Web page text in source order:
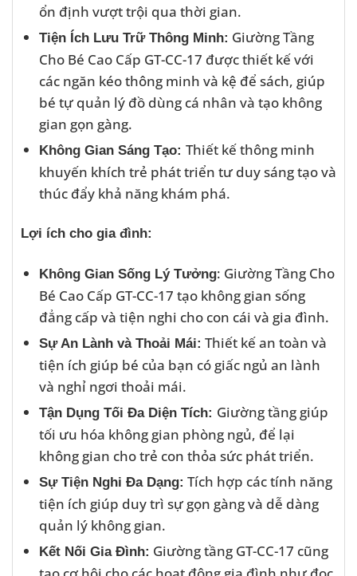
ổn định vượt trội qua thời gian.
Tiện Ích Lưu Trữ Thông Minh: Giường Tầng
Cho Bé Cao Cấp GT-CC-17 được thiết kế với
các ngăn kéo thông minh và kệ để sách, giúp
bé tự quản lý đồ dùng cá nhân và tạo không
gian gọn gàng.
Không Gian Sáng Tạo: Thiết kế thông minh
khuyến khích trẻ phát triển tư duy sáng tạo và
thúc đẩy khả năng khám phá.
Lợi ích cho gia đình:
Không Gian Sống Lý Tưởng: Giường Tầng Cho
Bé Cao Cấp GT-CC-17 tạo không gian sống
đẳng cấp và tiện nghi cho con cái và gia đình.
Sự An Lành và Thoải Mái: Thiết kế an toàn và
tiện ích giúp bé của bạn có giấc ngủ an lành
và nghỉ ngơi thoải mái.
Tận Dụng Tối Đa Diện Tích: Giường tầng giúp
tối ưu hóa không gian phòng ngủ, để lại
không gian cho trẻ con thỏa sức phát triển.
Sự Tiện Nghi Đa Dạng: Tích hợp các tính năng
tiện ích giúp duy trì sự gọn gàng và dễ dàng
quản lý không gian.
Kết Nối Gia Đình: Giường tầng GT-CC-17 cũng